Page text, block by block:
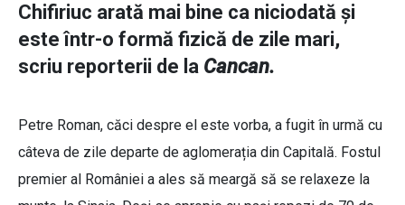
Chifiriuc arată mai bine ca niciodată și
este într-o formă fizică de zile mari,
scriu reporterii de la Cancan.
Petre Roman, căci despre el este vorba, a fugit în urmă cu
câteva de zile departe de aglomerația din Capitală. Fostul
premier al României a ales să meargă să se relaxeze la